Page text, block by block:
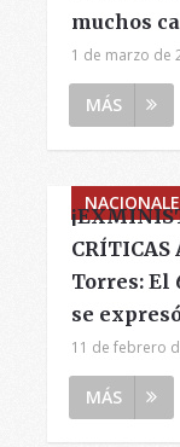
muchos
1 de marzo de
MÁS
CRÍTICAS
Torres: El
se
11 de febrero
MÁS